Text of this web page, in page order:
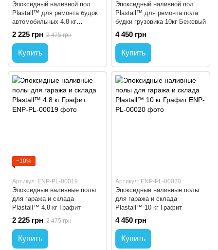
Эпоксидный наливной пол
Plastall™ для ремонта будок
автомобильных 4.8 кг
Бежевый
2 225 грн 2 475 грн
Купить
Эпоксидный наливной пол
Plastall™ для ремонта пола
будки грузовика 10кг Бежевый
4 450 грн
Купить
−10%
Артикул: ENP-PL-00019
Эпоксидные наливные полы
для гаража и склада
Plastall™ 4.8 кг Графит
2 225 грн 2 475 грн
Купить
Артикул: ENP-PL-00020
Эпоксидные наливные полы
для гаража и склада
Plastall™ 10 кг Графит
4 450 грн
Купить